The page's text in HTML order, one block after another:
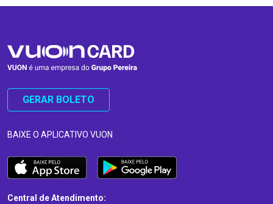
GERAR BOLETO
BAIXE O APLICATIVO VUON
Central de Atendimento: